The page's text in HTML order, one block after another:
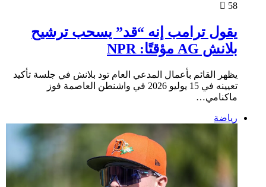
58
يقول ترامب إنه “قد” يسحب ترشيح
بلانش AG مؤقتًا: NPR
يظهر القائم بأعمال المدعي العام تود بلانش في جلسة تأكيد
تعيينه في 15 يوليو 2026 في واشنطن العاصمة فوز
ماكنامي…
رياضة